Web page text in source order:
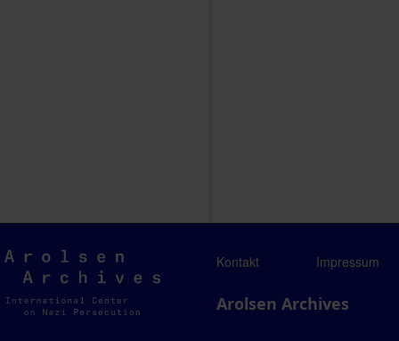
Arolsen
Archives
Kontakt Impressum
Arolsen Archives